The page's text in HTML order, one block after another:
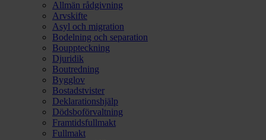
Allmän rådgivning
Arvskifte
Asyl och migration
Bodelning och separation
Bouppteckning
Djuridik
Boutredning
Bygglov
Bostadstvister
Deklarationshjälp
Dödsboförvaltning
Framtidsfullmakt
Fullmakt